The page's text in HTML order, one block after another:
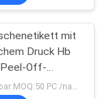
256
mit
Druck Hb
Peel-Off-
für